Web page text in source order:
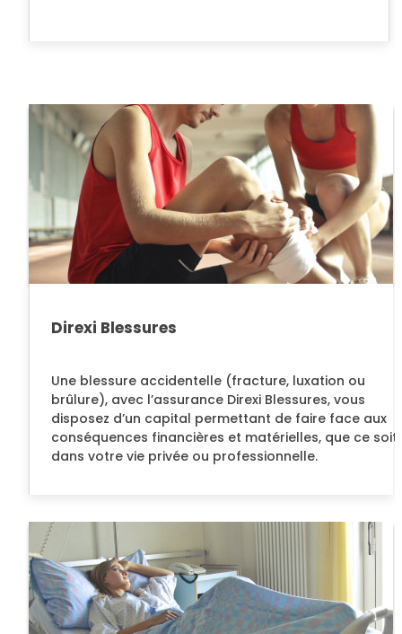
Direxi Blessures
Une blessure accidentelle (fracture, luxation ou
brûlure), avec l’assurance Direxi Blessures, vous
disposez d’un capital permettant de faire face aux
conséquences financières et matérielles, que ce soit
dans votre vie privée ou professionnelle.